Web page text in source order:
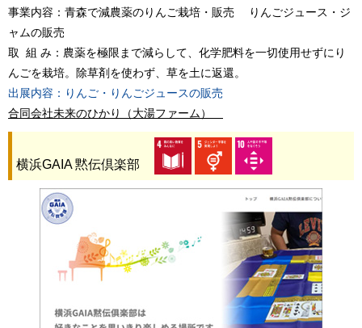
事業内容：青森で減農薬のりんご栽培・販売 りんごジュース・ジ
ャムの販売
取 組 み：農薬を極限まで減らして、化学肥料を一切使用せずにり
んごを栽培。除草剤を使わず、草を土に返還。
出展内容：りんご・りんごジュースの販売
合同会社未来のひかり（大湯ファーム）
横浜GAIA 黙伝倶楽部